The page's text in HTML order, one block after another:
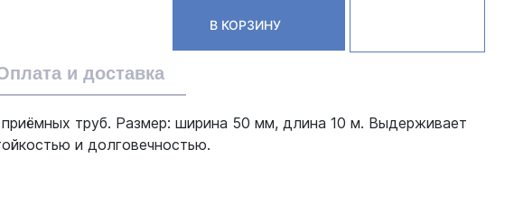
В КОРЗИНУ
и доставка
труб. Размер: ширина 50 мм, длина 10 м. Выдерживает
и долговечностью.